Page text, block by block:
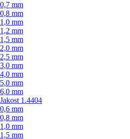
0,7 mm
0,8 mm
1,0 mm
1,2 mm
1,5 mm
2,0 mm
2,5 mm
3,0 mm
4,0 mm
5,0 mm
6,0 mm
Jakost 1.4404
0,6 mm
0,8 mm
1,0 mm
1,5 mm